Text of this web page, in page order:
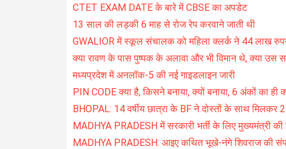
CTET EXAM DATE के बारे में CBSE का अपडेट
13 साल की लड़की 6 माह से रोज रेप करवाने जाती थी
GWALIOR में स्कूल संचालक को महिला क्लर्क ने 44 लाख
क्या रावण के पास पुष्पक के अलावा और भी विमान थे, क्या उस
मध्यप्रदेश में अनलॉक-5 की नई गाइडलाइन जारी
PIN CODE क्या है, किसने बनाया, क्यों बनाया, 6 अंकों का ही
BHOPAL: 14 वर्षीय छात्रा के BF ने दोस्तों के साथ मिलकर 2
MADHYA PRADESH में सरकारी भर्ती के लिए मुख्यमंत्री की
MADHYA PRADESH: आइए कथित भूखे-नंगे शिवराज की